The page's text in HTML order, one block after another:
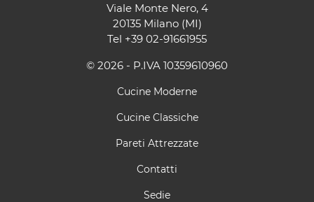
Viale Monte Nero, 4
20135 Milano (MI)
Tel +39 02-91661955
© 2026 - P.IVA 10359610960
Cucine Moderne
Cucine Classiche
Pareti Attrezzate
Contatti
Sedie